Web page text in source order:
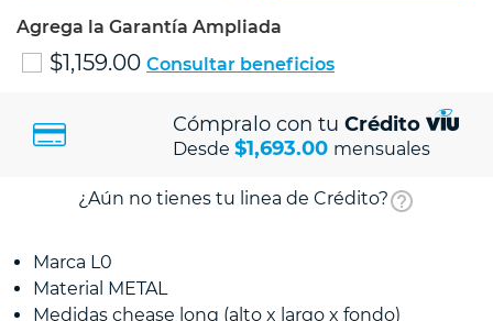
Agrega la Garantía Ampliada
$1,159.00 Consultar beneficios
Cómpralo con tu Crédito
Desde $1,693.00 mensuales
¿Aún no tienes tu linea de Crédito?
Marca L0
Material METAL
Medidas chease long (alto x largo x fondo)